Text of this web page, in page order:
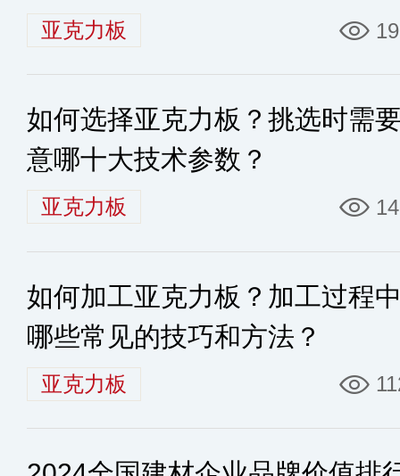
亚克力板
如何选择亚克力板？挑选时需
意哪十大技术参数？
亚克力板
如何加工亚克力板？加工过程
哪些常见的技巧和方法？
亚克力板